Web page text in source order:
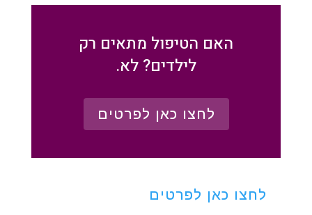
האם הטיפול מתאים רק
לילדים? לא.
לחצו כאן לפרטים
לחצו כאן לפרטים